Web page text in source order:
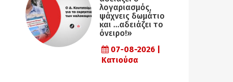
λογαριασμός,
ψάχνεις δωμάτιο
και …αδειάζει το
όνειρο!»
07-08-2026 |
Κατιούσα